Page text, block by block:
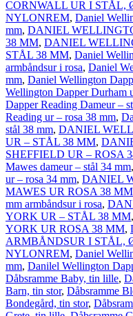
CORNWALL UR I STÅL,
NYLONREM, Daniel
mm, DANIEL
38 MM, DANIEL
STÅL 38 MM, Daniel
armbåndsur i rosa, Daniel
mm, Daniel Wellington
Wellington Dapper Durham
Dapper Reading Dameur –
Reading ur – rosa 38 mm,
stål 38 mm, DANIEL
UR – STÅL 38 MM,
SHEFFIELD UR – ROSA
Mawes dameur – stål 34 mm,
ur – rosa 34 mm, DANIEL
MAWES UR ROSA 38 MM
mm armbåndsur i rosa,
YORK UR – STÅL 38 MM,
YORK UR ROSA 38 MM,
ARMBÅNDSUR I STÅL,
NYLONREM, Daniel
mm, Danilel Wellington
Dåbsramme Baby, tin lille,
Barn, tin stor, Dåbsramme
Bondegård, tin stor,